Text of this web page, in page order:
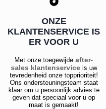
ONZE
KLANTENSERVICE IS
ER VOOR U
Met onze toegewijdeafter-
sales klantenserviceis uw
tevredenheid onze topprioriteit!
Ons ondersteuningsteam staat
klaar om u persoonlijk advies te
geven dat speciaal voor u op
maat is gemaakt!